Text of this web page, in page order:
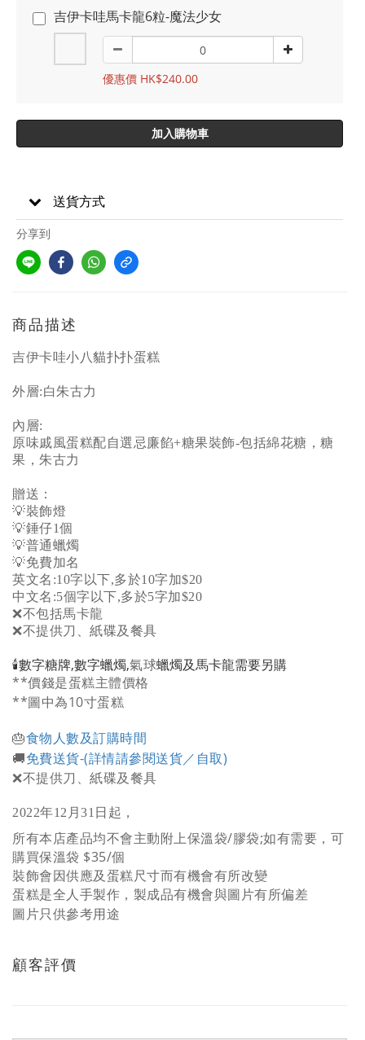
吉伊卡哇馬卡龍6粒-魔法少女
優惠價 HK$240.00
加入購物車
送貨方式
分享到
商品描述
吉伊卡哇小八貓扑扑蛋糕
外層:白朱古力
內層:
原味戚風蛋糕配自選忌廉餡+糖果裝飾-包括綿花糖，糖
果，朱古力
贈送：
💡裝飾燈
💡錘仔1個
💡普通蠟燭
💡免費加名
英文名:10字以下,多於10字加$20
中文名:5個字以下,多於5字加$20
❌不包括馬卡龍
❌不提供刀、紙碟及餐具
🕯️數字糖牌,數字蠟燭,氣球蠟燭及馬卡龍需要另購
**價錢是蛋糕主體價格
**圖中為10寸蛋糕
🎂食物人數及訂購時間
🚚免費送貨-(詳情請參閱送貨／自取)
❌不提供刀、紙碟及餐具
2022年12月31日起，
所有本店產品均不會主動附上保溫袋/膠袋;如有需要，可
購買保溫袋 $35/個
裝飾會因供應及蛋糕尺寸而有機會有所改變
蛋糕是全人手製作，製成品有機會與圖片有所偏差
圖片只供參考用途
顧客評價